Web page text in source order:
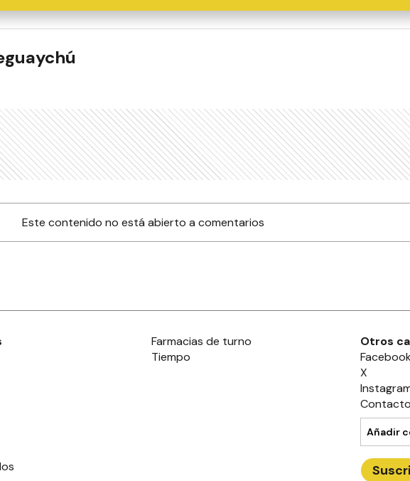
Este contenido no está abierto a comentarios
Farmacias de turno
Tiempo
Otros
X
Contacto
Añadir